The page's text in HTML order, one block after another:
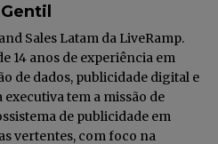
assinando
Sales Latam da LiveRamp.
14 anos de experiência em
de dados, publicidade digital e
executiva tem a missão de
de publicidade em
vertentes, com foco na